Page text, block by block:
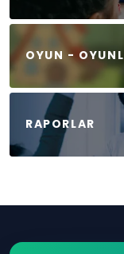
OYUN -
RAPORLAR